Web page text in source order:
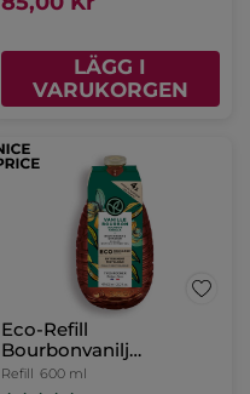
LÄGG I
VARUKORGEN
Eco-Refill
Bourbonvanilj
Duschgel
Refill 600 ml